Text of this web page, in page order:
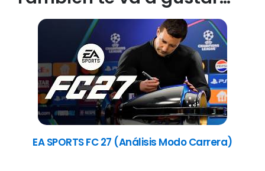
EA SPORTS FC 27 (Análisis Modo Carrera)